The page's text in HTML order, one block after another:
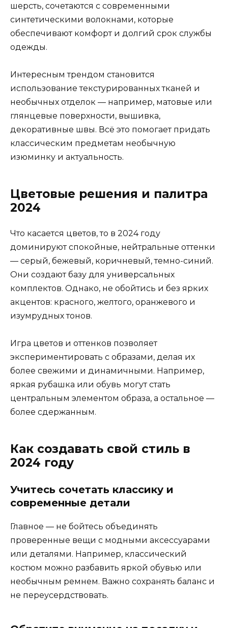
шерсть, сочетаются с современными
синтетическими волокнами, которые
обеспечивают комфорт и долгий срок службы
одежды.
Интересным трендом становится
использование текстурированных тканей и
необычных отделок — например, матовые или
глянцевые поверхности, вышивка,
декоративные швы. Всё это помогает придать
классическим предметам необычную
изюминку и актуальность.
Цветовые решения и палитра
2024
Что касается цветов, то в 2024 году
доминируют спокойные, нейтральные оттенки
— серый, бежевый, коричневый, темно-синий.
Они создают базу для универсальных
комплектов. Однако, не обойтись и без ярких
акцентов: красного, желтого, оранжевого и
изумрудных тонов.
Игра цветов и оттенков позволяет
экспериментировать с образами, делая их
более свежими и динамичными. Например,
яркая рубашка или обувь могут стать
центральным элементом образа, а остальное —
более сдержанным.
Как создавать свой стиль в
2024 году
Учитесь сочетать классику и
современные детали
Главное — не бойтесь объединять
проверенные вещи с модными аксессуарами
или деталями. Например, классический
костюм можно разбавить яркой обувью или
необычным ремнем. Важно сохранять баланс и
не переусердствовать.